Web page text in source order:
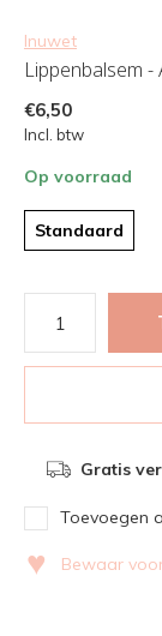
Inuwet
Lippenbalsem
€6,50
Incl. btw
Op voorraad
Standaard
Gratis
Toevoegen
♥ Bewaar